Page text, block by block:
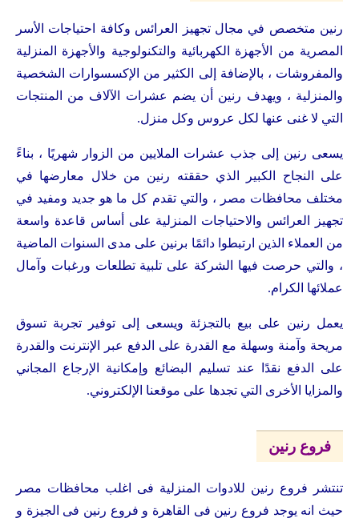
رنين متخصص في مجال تجهيز العرائس وكافة احتياجات الأسر
المصرية من الأجهزة الكهربائية والتكنولوجية والأجهزة المنزلية
والمفروشات ، بالإضافة إلى الكثير من الإكسسوارات الشخصية
والمنزلية ، ويهدف رنين أن يضم عشرات الآلاف من المنتجات
التي لا غنى عنها لكل عروس وكل منزل.
يسعى رنين إلى جذب عشرات الملايين من الزوار شهريًا ، بناءً
على النجاح الكبير الذي حققته رنين من خلال معارضها في
مختلف محافظات مصر ، والتي تقدم كل ما هو جديد ومفيد في
تجهيز العرائس والاحتياجات المنزلية على أساس قاعدة واسعة
من العملاء الذين ارتبطوا دائمًا برنين على مدى السنوات الماضية
، والتي حرصت فيها الشركة على تلبية تطلعات ورغبات وآمال
عملائها الكرام.
يعمل رنين على بيع بالتجزئة ويسعى إلى توفير تجربة تسوق
مريحة وآمنة وسهلة مع القدرة على الدفع عبر الإنترنت والقدرة
على الدفع نقدًا عند تسليم البضائع وإمكانية الإرجاع المجاني
والمزايا الأخرى التي تجدها على موقعنا الإلكتروني.
فروع رنين
تنتشر فروع رنين للادوات المنزلية فى اغلب محافظات مصر
حيث انه يوجد فروع رنين فى القاهرة و فروع رنين فى الجيزة و